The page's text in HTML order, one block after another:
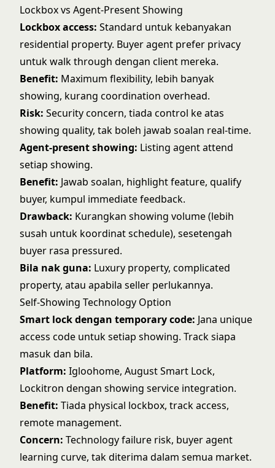
Lockbox vs Agent-Present Showing
Lockbox access: Standard untuk kebanyakan
residential property. Buyer agent prefer privacy
untuk walk through dengan client mereka.
Benefit: Maximum flexibility, lebih banyak
showing, kurang coordination overhead.
Risk: Security concern, tiada control ke atas
showing quality, tak boleh jawab soalan real-time.
Agent-present showing: Listing agent attend
setiap showing.
Benefit: Jawab soalan, highlight feature, qualify
buyer, kumpul immediate feedback.
Drawback: Kurangkan showing volume (lebih
susah untuk koordinat schedule), sesetengah
buyer rasa pressured.
Bila nak guna: Luxury property, complicated
property, atau apabila seller perlukannya.
Self-Showing Technology Option
Smart lock dengan temporary code: Jana unique
access code untuk setiap showing. Track siapa
masuk dan bila.
Platform: Igloohome, August Smart Lock,
Lockitron dengan showing service integration.
Benefit: Tiada physical lockbox, track access,
remote management.
Concern: Technology failure risk, buyer agent
learning curve, tak diterima dalam semua market.